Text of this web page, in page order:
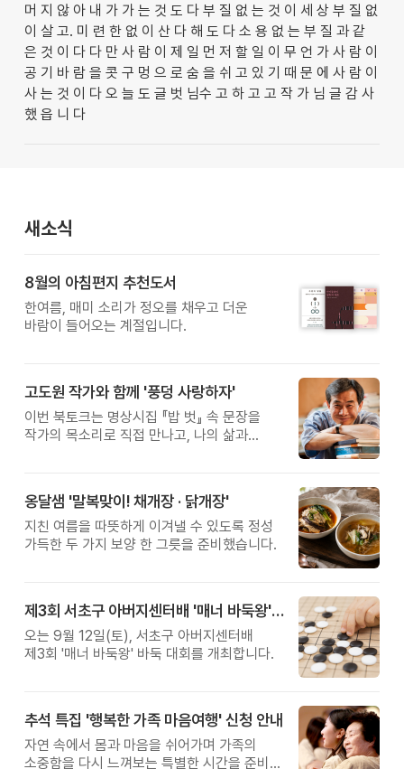
머 지 않 아 내 가 가 는 것 도 다 부 질 없 는 것 이 세 상 부 질 없
이 살 고. 미 련 한 없 이 산 다 해 도 다 소 용 없 는 부 질 과 같
은 것 이 다 다 만 사 람 이 제 일 먼 저 할 일 이 무 언 가 사 람 이
공 기 바 람 을 콧 구 멍 으 로 숨 을 쉬 고 있 기 때 문 에 사 람 이
사 는 것 이 다 오 늘 도 글 벗 님수 고 하 고 고 작 가 님 글 감 사
했 읍 니 다
새소식
8월의 아침편지 추천도서
한여름, 매미 소리가 정오를 채우고 더운
바람이 들어오는 계절입니다.
고도원 작가와 함께 '풍덩 사랑하자'
이번 북토크는 명상시집 『밥 벗』 속 문장을
작가의 목소리로 직접 만나고, 나의 삶과
옹달샘 '말복맞이! 채개장 · 닭개장'
지친 여름을 따뜻하게 이겨낼 수 있도록 정성
가득한 두 가지 보양 한 그릇을 준비했습니다.
제3회 서초구 아버지센터배 '매너 바둑왕' 대회
오는 9월 12일(토), 서초구 아버지센터배
제3회 '매너 바둑왕' 바둑 대회를 개최합니다.
추석 특집 '행복한 가족 마음여행' 신청 안내
자연 속에서 몸과 마음을 쉬어가며 가족의
소중함을 다시 느껴보는 특별한 시간을 준비해